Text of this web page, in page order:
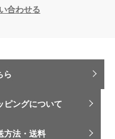
合わせる
ら
ピングについて
方法・送料